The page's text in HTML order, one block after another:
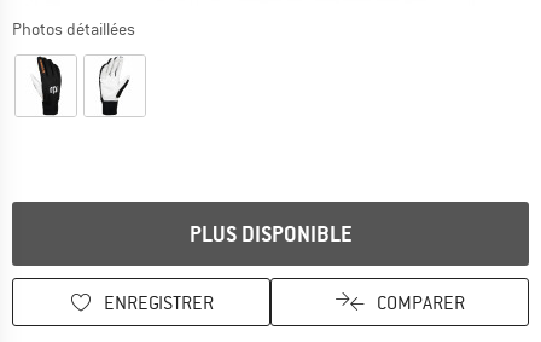
Photos détaillées
PLUS DISPONIBLE
ENREGISTRER COMPARER